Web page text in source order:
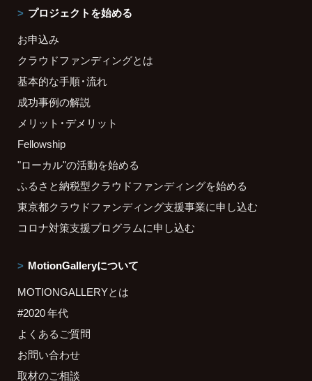
プロジェクトを始める
お申込み
クラウドファンディングとは
基本的な手順・流れ
成功事例の解説
メリット・デメリット
Fellowship
"ローカル"の活動を始める
ふるさと納税型クラウドファンディングを始める
東京都クラウドファンディング支援事業に申し込む
コロナ対策支援プログラムに申し込む
MotionGalleryについて
MOTIONGALLERYとは
#2020 年代
よくあるご質問
お問い合わせ
取材のご相談